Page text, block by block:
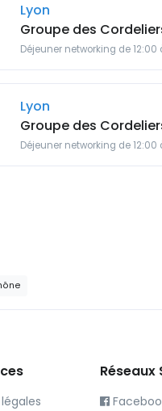
Lyon
Groupe des
Déjeuner networking de 12:00
Lyon
Groupe des
Déjeuner networking de 12:00
Réseaux